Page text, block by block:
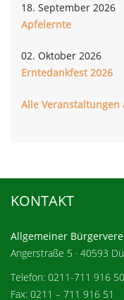
18. September 2026
Apfelernte
02. Oktober 2026
Erntedankfest 2026
Alle Veranstaltungen
KONTAKT
Allgemeiner
Angerstraße 5 · 40593
Telefon: 0211-711 916 50
Fax: 0211 – 711 916 51